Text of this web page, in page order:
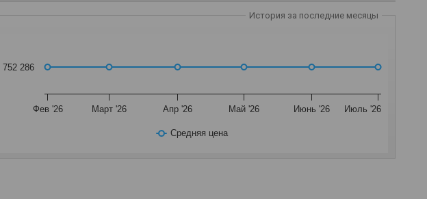
История за последние месяцы
Средняя цена
Фев '26 Март '26 Апр '26 Май '26 Июнь '26 Июль '26
752 286